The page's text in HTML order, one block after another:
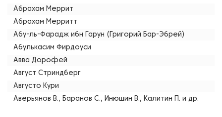
Абрахам Меррит
Абрахам Мерритт
Абу-ль-Фарадж ибн Гарун (Григорий Бар-Эбрей)
Абулькасим Фирдоуси
Авва Дорофей
Август Стриндберг
Августо Кури
Аверьянов В., Баранов С., Инюшин В., Калитин П. и др.